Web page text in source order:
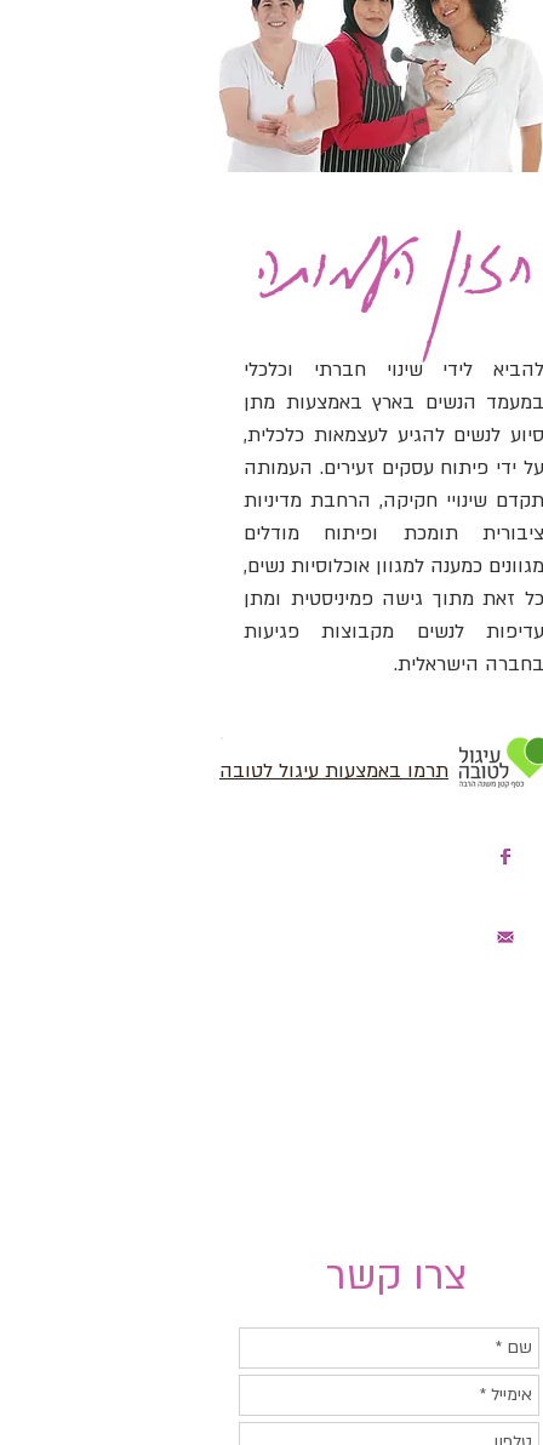
חזון העמותה
להביא לידי שינוי חברתי וכלכלי
במעמד הנשים בארץ באמצעות מתן
סיוע לנשים להגיע לעצמאות כלכלית,
על ידי פיתוח עסקים זעירים. העמותה
תקדם שינויי חקיקה, הרחבת מדיניות
ציבורית תומכת ופיתוח מודלים
מגוונים כמענה למגוון אוכלוסיות נשים,
כל זאת מתוך גישה פמיניסטית ומתן
עדיפות לנשים מקבוצות פגיעות
בחברה הישראלית.
תרמו באמצעות עיגול לטובה
צרו קשר